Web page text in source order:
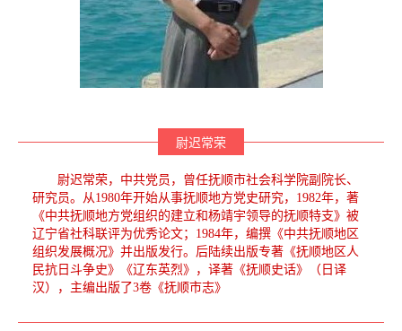
尉迟常荣
尉迟常荣，中共党员，曾任抚顺市社会科学院副院长、
研究员。从1980年开始从事抚顺地方党史研究，1982年，著
《中共抚顺地方党组织的建立和杨靖宇领导的抚顺特支》被
辽宁省社科联评为优秀论文；1984年，编撰《中共抚顺地区
组织发展概况》并出版发行。后陆续出版专著《抚顺地区人
民抗日斗争史》《辽东英烈》，译著《抚顺史话》（日译
汉），主编出版了3卷《抚顺市志》